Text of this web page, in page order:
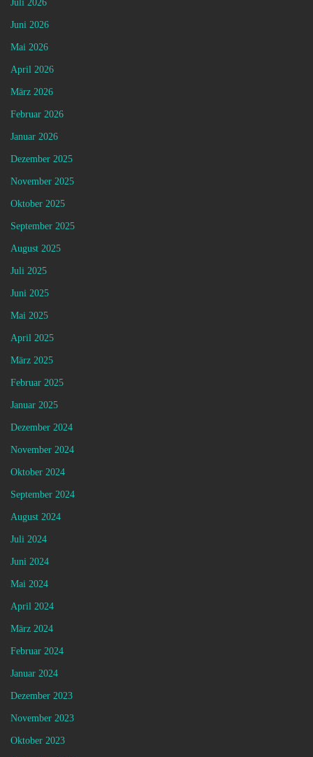
Juli 2026
Juni 2026
Mai 2026
April 2026
März 2026
Februar 2026
Januar 2026
Dezember 2025
November 2025
Oktober 2025
September 2025
August 2025
Juli 2025
Juni 2025
Mai 2025
April 2025
März 2025
Februar 2025
Januar 2025
Dezember 2024
November 2024
Oktober 2024
September 2024
August 2024
Juli 2024
Juni 2024
Mai 2024
April 2024
März 2024
Februar 2024
Januar 2024
Dezember 2023
November 2023
Oktober 2023